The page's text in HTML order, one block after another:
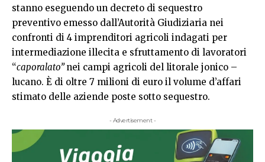
stanno eseguendo un decreto di sequestro
preventivo emesso dall’Autorità Giudiziaria nei
confronti di 4 imprenditori agricoli indagati per
intermediazione illecita e sfruttamento di lavoratori
“caporalato”nei campi agricoli del litorale jonico –
lucano. È di oltre 7 milioni di euro il volume d’affari
stimato delle aziende poste sotto sequestro.
- Advertisement -